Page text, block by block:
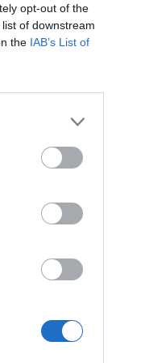
opt-out of the
of downstream
the IAB’s List of
Salernitana,
Faggiano
altro
Salernitana,
Starita al